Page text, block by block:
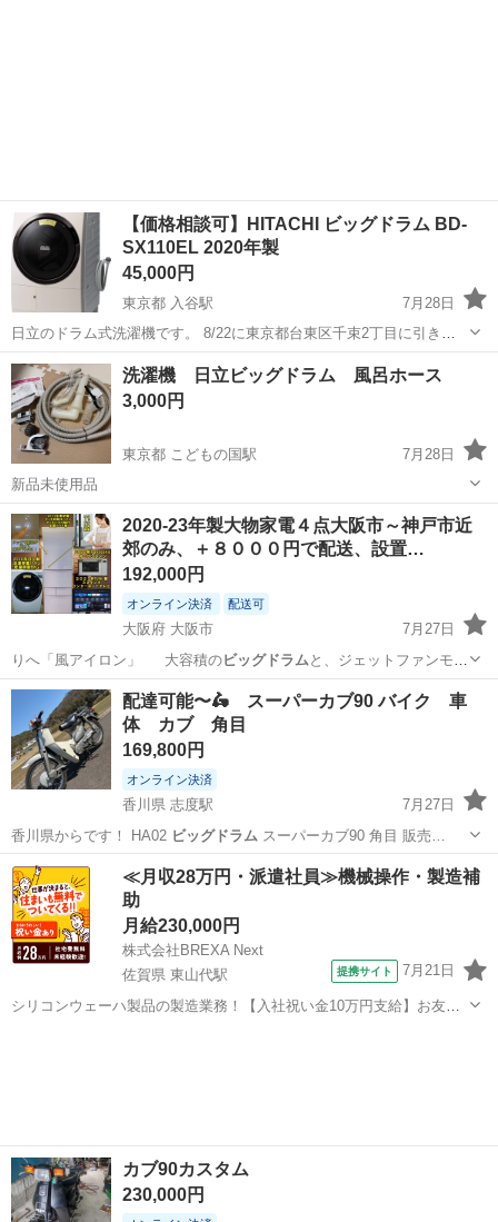
【価格相談可】HITACHI ビッグドラム BD-
SX110EL 2020年製
45,000円
東京都 入谷駅
7月28日
日立のドラム式洗濯機です。 8/22に東京都台東区千束2丁目に引き取
りに来て頂ける方にお譲り致します。 かなり重いので、大人2人は必
要だと思います。 11Fの自宅洗面所から内廊下を通りエレベーターで
運び出す必要があるため、業...
東京 台東区 入谷駅 生活家電
洗濯機 日立ビッグドラム 風呂ホース
3,000円
東京都 こどもの国駅
7月28日
新品未使用品
東京 町田市 こどもの国駅 生活家電 ビッグドラム
2020-23年製大物家電４点大阪市～神戸市近
郊のみ、＋８０００円で配送、設置…
192,000円
オンライン決済 配送可
大阪府 大阪市
7月27日
りへ「風アイロン」 大容積のビッグドラム と、ジェットファンモー
ターが …
大阪 大阪市 キッチン家電
配達可能〜🛵 スーパーカブ90 バイク 車
体 カブ 角目
169,800円
オンライン決済
香川県 志度駅
7月27日
香川県からです！ HA02 ビッグドラム スーパーカブ90 角目 販売…
香川 さぬき市 志度駅 ホンダ 角目
≪月収28万円・派遣社員≫機械操作・製造補
助
月給230,000円
株式会社BREXA Next
佐賀県 東山代駅
提携サイト 7月21日
シリコンウェーハ製品の製造業務！【入社祝い金10万円支給】お友達
カブ90カスタム
230,000円